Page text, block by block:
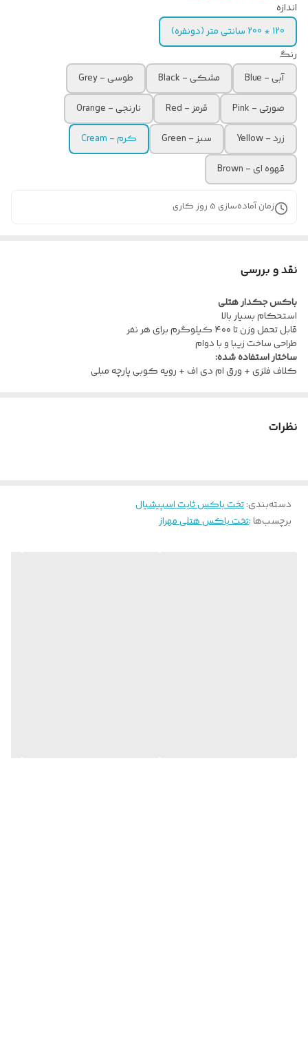
اندازه
120 * 200 سانتی متر (دونفره)
رنگ
آبی - Blue
مشکی - Black
طوسی - Grey
صورتی - Pink
قرمز - Red
نارنجی - Orange
زرد - Yellow
سبز - Green
کرم - Cream
قهوه ای - Brown
زمان آماده‌سازی 5 روز کاری
نقد و بررسی
باکس جکدار هتلی
استحکام بسیار بالا
قابل تحمل وزن تا ۴۰۰ کیلوگرم برای هر نفر
طراحی ساخت زیبا و با دوام
ساختار استفاده شده:
کلاف فلزی + ورق ام دی اف + رویه کوبی پارچه مبلی
نظرات
دسته‌بندی:تخت باکس ثابت اسپیشیال
برچسب‌ها :تخت باکس هتلی مهراز